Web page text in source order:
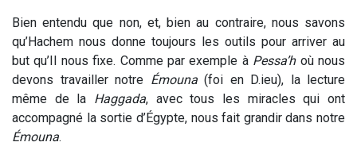
Bien entendu que non, et, bien au contraire, nous savons
qu’Hachem nous donne toujours les outils pour arriver au
but qu’Il nous fixe. Comme par exemple à Pessa’hoù nous
devons travailler notre Émouna(foi en D.ieu), la lecture
même de la Haggada, avec tous les miracles qui ont
accompagné la sortie d’Égypte, nous fait grandir dans notre
Émouna.